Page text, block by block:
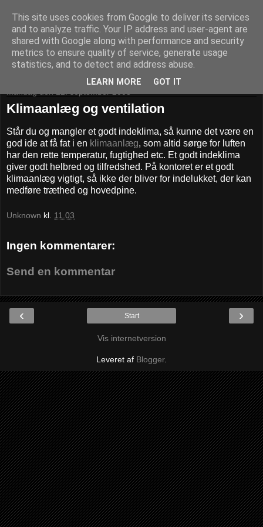
Daniel og hans whatever
Pivotpoint.dk - It's your decision
Klimaanlæg og ventilation
Står du og mangler et godt indeklima, så kunne det være en
god ide at få fat i en klimaanlæg, som altid sørge for luften
har den rette temperatur, fugtighed etc. Et godt indeklima
giver godt helbred og tilfredshed. På kontoret er et godt
klimaanlæg vigtigt, så ikke der bliver for indelukket, der kan
medføre træthed og hovedpine.
Unknown kl. 11.03
Ingen kommentarer:
Send en kommentar
‹ ›
Start
Vis internetversion
Leveret af Blogger.
This site uses cookies from Google to deliver its services
and to analyze traffic. Your IP address and user-agent are
shared with Google along with performance and security
metrics to ensure quality of service, generate usage
statistics, and to detect and address abuse.
LEARN MORE GOT IT